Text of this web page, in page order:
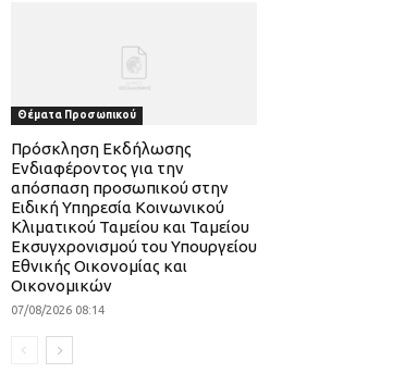
Θέματα Προσωπικού
Πρόσκληση Εκδήλωσης
Ενδιαφέροντος για την
απόσπαση προσωπικού στην
Ειδική Υπηρεσία Κοινωνικού
Κλιματικού Ταμείου και Ταμείου
Εκσυγχρονισμού του Υπουργείου
Εθνικής Οικονομίας και
Οικονομικών
07/08/2026 08:14